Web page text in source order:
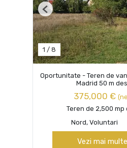
1 / 8
Previous
Oportunitate - Teren de
Madrid 50 m
375,000 €
Teren de 2,500 mp
Nord, Voluntari
Vezi mai